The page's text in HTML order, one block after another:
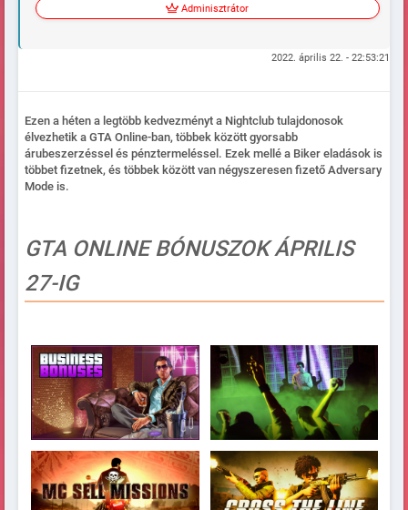
Adminisztrátor
2022. április 22. - 22:53:21
Ezen a héten a legtöbb kedvezményt a Nightclub tulajdonosok
élvezhetik a GTA Online-ban, többek között gyorsabb
árubeszerzéssel és pénztermeléssel. Ezek mellé a Biker eladások is
többet fizetnek, és többek között van négyszeresen fizető Adversary
Mode is.
GTA ONLINE BÓNUSZOK ÁPRILIS
27-IG